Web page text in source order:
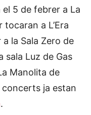
el 5 de febrer a La
a L’Era
la Sala Zero de
sala Luz de Gas
Manolita de
concerts ja estan
.